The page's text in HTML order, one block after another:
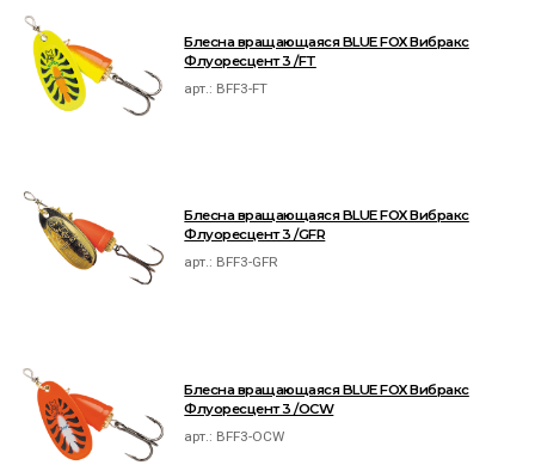
Блесна вращающаяся BLUE FOX Вибракс
Флуоресцент 3 /FT
арт.: BFF3-FT
Блесна вращающаяся BLUE FOX Вибракс
Флуоресцент 3 /GFR
арт.: BFF3-GFR
Блесна вращающаяся BLUE FOX Вибракс
Флуоресцент 3 /OCW
арт.: BFF3-OCW